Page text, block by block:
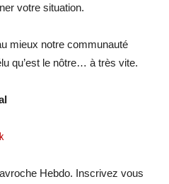
votre situation.
mieux notre communauté
qu’est le nôtre… à très vite.
Hebdo. Inscrivez vous